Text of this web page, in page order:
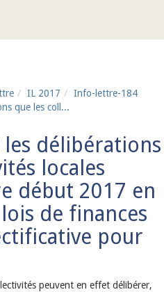
IL 2017
Info-lettre-184
que les coll...
les délibérations
locales
début 2017 en
de finances
pour
peuvent en effet délibérer,